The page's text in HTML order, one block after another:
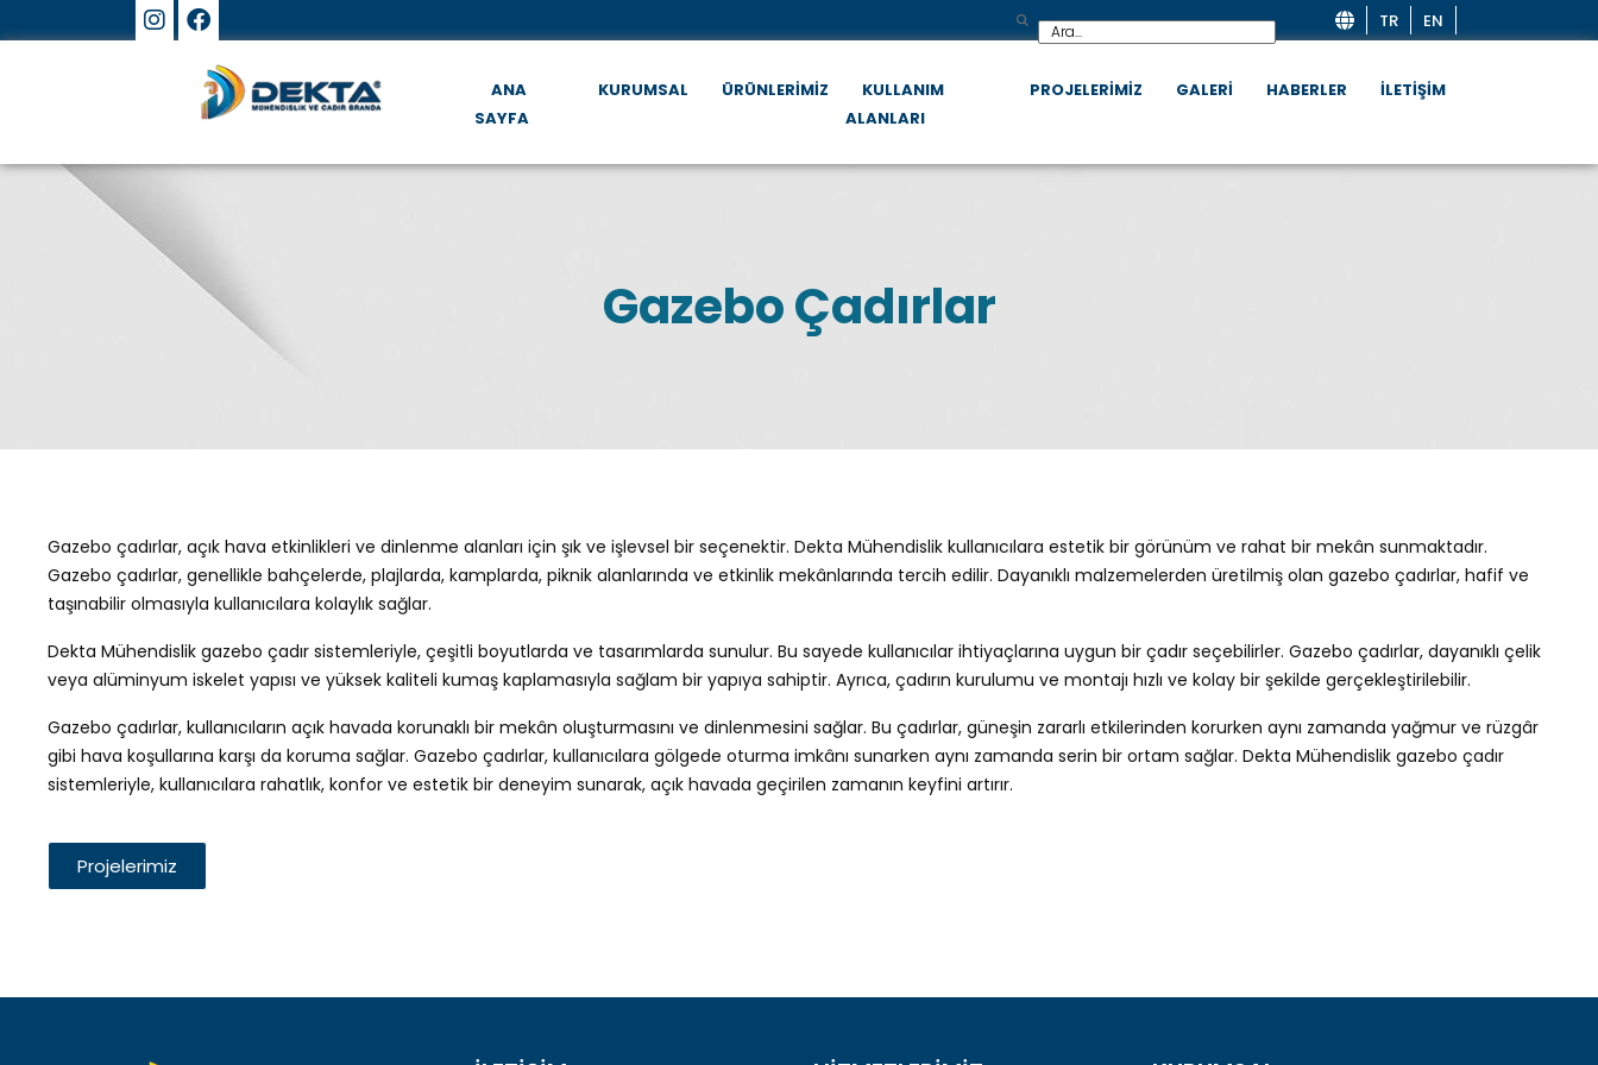
TR EN
ANA
SAYFA
KURUMSAL ÜRÜNLERİMİZ
KULLANIM
ALANLARI
PROJELERİMİZ GALERİ HABERLER İLETİŞİM
Gazebo Çadırlar
Gazebo çadırlar, açık hava etkinlikleri ve dinlenme alanları için şık ve işlevsel bir seçenektir. Dekta Mühendislik kullanıcılara estetik bir görünüm ve rahat bir mekân sunmaktadır.
Gazebo çadırlar, genellikle bahçelerde, plajlarda, kamplarda, piknik alanlarında ve etkinlik mekânlarında tercih edilir. Dayanıklı malzemelerden üretilmiş olan gazebo çadırlar, hafif ve
taşınabilir olmasıyla kullanıcılara kolaylık sağlar.
Dekta Mühendislik gazebo çadır sistemleriyle, çeşitli boyutlarda ve tasarımlarda sunulur. Bu sayede kullanıcılar ihtiyaçlarına uygun bir çadır seçebilirler. Gazebo çadırlar, dayanıklı çelik
veya alüminyum iskelet yapısı ve yüksek kaliteli kumaş kaplamasıyla sağlam bir yapıya sahiptir. Ayrıca, çadırın kurulumu ve montajı hızlı ve kolay bir şekilde gerçekleştirilebilir.
Gazebo çadırlar, kullanıcıların açık havada korunaklı bir mekân oluşturmasını ve dinlenmesini sağlar. Bu çadırlar, güneşin zararlı etkilerinden korurken aynı zamanda yağmur ve rüzgâr
gibi hava koşullarına karşı da koruma sağlar. Gazebo çadırlar, kullanıcılara gölgede oturma imkânı sunarken aynı zamanda serin bir ortam sağlar. Dekta Mühendislik gazebo çadır
sistemleriyle, kullanıcılara rahatlık, konfor ve estetik bir deneyim sunarak, açık havada geçirilen zamanın keyfini artırır.
Projelerimiz